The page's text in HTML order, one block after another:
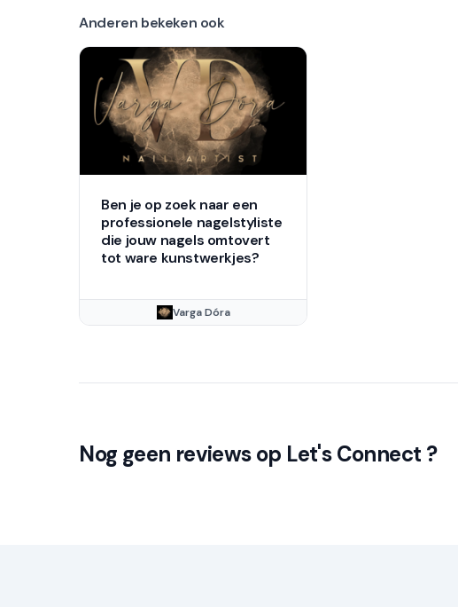
Anderen bekeken ook
Ben je op zoek naar een
professionele nagelstyliste
die jouw nagels omtovert
tot ware kunstwerkjes?
Varga Dóra
Nog geen reviews op Let's Connect ?